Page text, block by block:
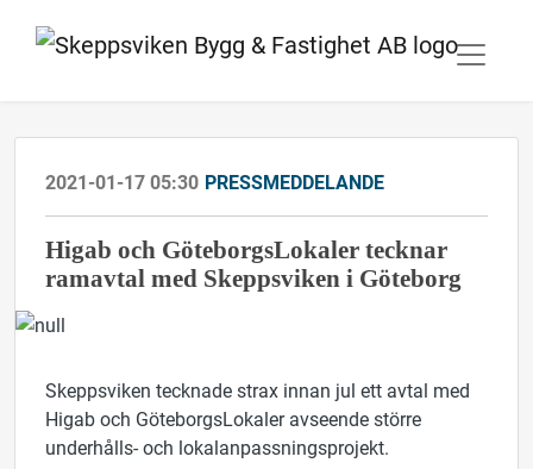
2021-01-17 05:30 PRESSMEDDELANDE
Higab och GöteborgsLokaler tecknar
ramavtal med Skeppsviken i Göteborg
Skeppsviken tecknade strax innan jul ett avtal med
Higab och GöteborgsLokaler avseende större
underhålls- och lokalanpassningsprojekt.